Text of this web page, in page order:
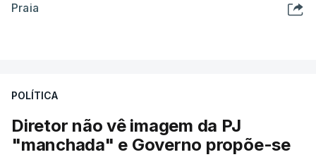
Praia
POLÍTICA
Diretor não vê imagem da PJ
"manchada" e Governo propõe-se